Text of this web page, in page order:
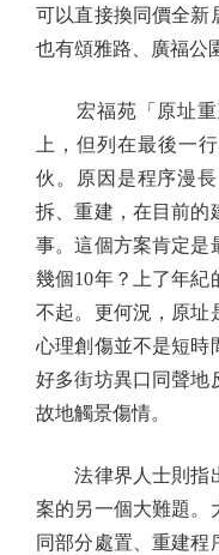
可以直接換同價全新
也有頌雅路、廣福公
宏福苑「原址重
上，但列在最後一
伙。原因是程序漫
拆、重建，在目前的
事。這個方案肯定是
幾個10年？上了年紀
不起。更何況，原址
心理創傷並不是短時
好多街坊異口同聲地
故地觸景傷情。
法律界人士則指出
案的另一個大難題。
同部分處置、重建程